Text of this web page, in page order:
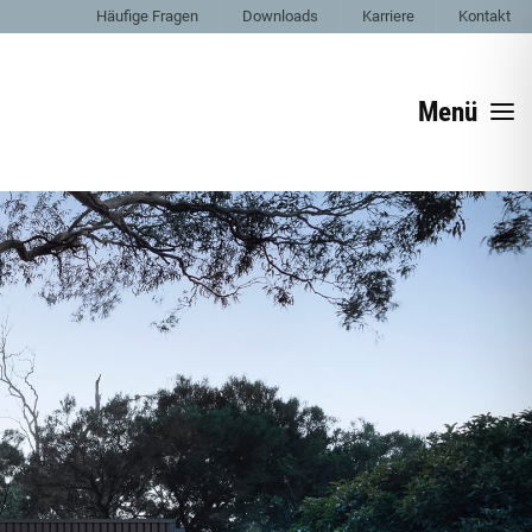
Häufige Fragen Downloads Karriere Kontakt
Menü